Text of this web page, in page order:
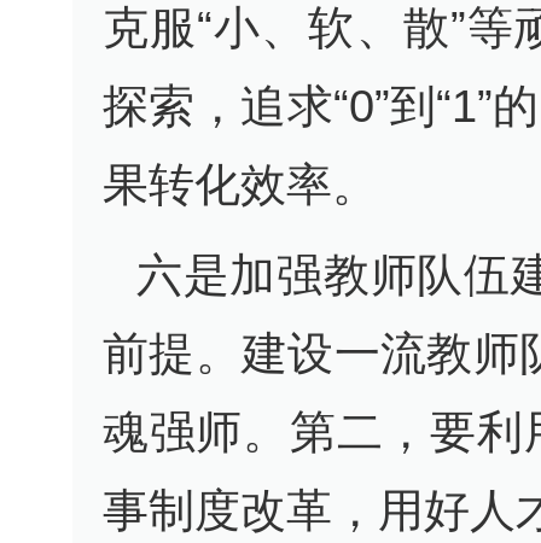
克服“小、软、散”
探索，追求“0”到“1”
果转化效率。
六是加强教师队伍
前提。建设一流教师
魂强师。第二，要
事制度改革，用好人